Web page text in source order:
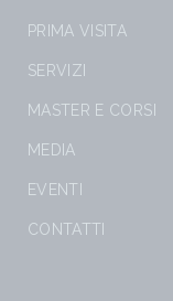
PRIMA VISITA
SERVIZI
MASTER E CORSI
MEDIA
EVENTI
CONTATTI